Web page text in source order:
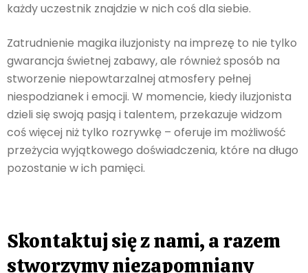
każdy uczestnik znajdzie w nich coś dla siebie.
Zatrudnienie magika iluzjonisty na imprezę to nie tylko
gwarancja świetnej zabawy, ale również sposób na
stworzenie niepowtarzalnej atmosfery pełnej
niespodzianek i emocji. W momencie, kiedy iluzjonista
dzieli się swoją pasją i talentem, przekazuje widzom
coś więcej niż tylko rozrywkę – oferuje im możliwość
przeżycia wyjątkowego doświadczenia, które na długo
pozostanie w ich pamięci.
Skontaktuj się z nami, a razem
stworzymy niezapomniany